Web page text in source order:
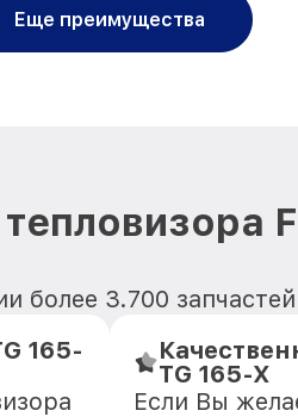
Еще преимущества
3.700
165-
TG 165-X
Если Вы